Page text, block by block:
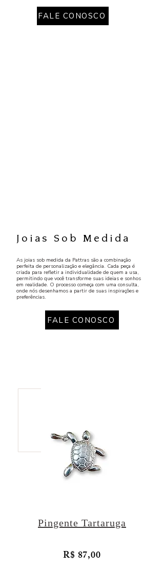
FALE CONOSCO
Joias Sob Medida
As joias sob medida da Pattras são a combinação
perfeita de personalização e elegância. Cada peça é
criada para refletir a individualidade de quem a usa,
permitindo que você transforme suas ideias e sonhos
em realidade. O processo começa com uma consulta,
onde nós desenhamos a partir de suas inspirações e
preferências.
FALE CONOSCO
Pingente Tartaruga
R$ 87,00